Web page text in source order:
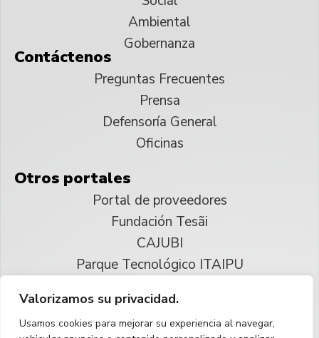
Valorizamos su privacidad.
Usamos cookies para mejorar su experiencia al navegar,
Ambiental
Gobernanza
Contáctenos
Preguntas Frecuentes
Prensa
Defensoría General
Oficinas
Otros portales
Portal de proveedores
Fundación Tesãi
CAJUBI
Parque Tecnológico ITAIPU